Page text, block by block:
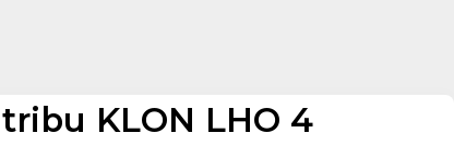
KLON LHO 4